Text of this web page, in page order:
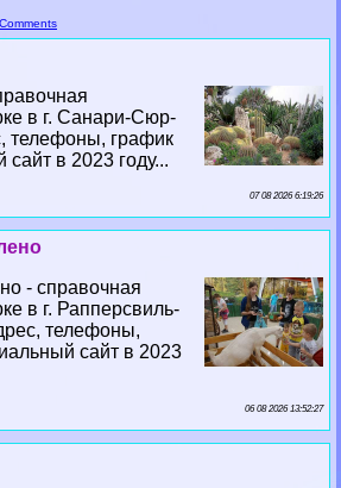
в г. Санари-Сюр-
телефоны, график
в 2023 году...
07 08 2026 6:19:26
- справочная
в г. Рапперсвиль-
телефоны,
сайт в 2023
06 08 2026 13:52:27